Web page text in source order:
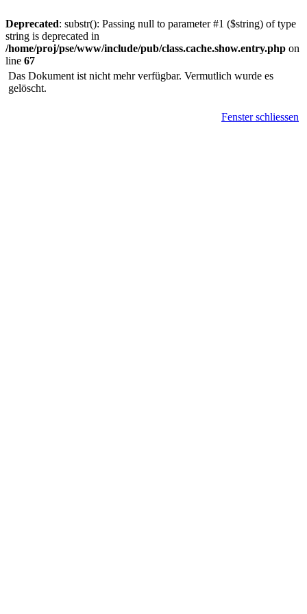
Deprecated: substr(): Passing null to parameter #1 ($string) of type
string is deprecated in
/home/proj/pse/www/include/pub/class.cache.show.entry.php on
line 67
Das Dokument ist nicht mehr verfügbar. Vermutlich wurde es
gelöscht.
Fenster schliessen